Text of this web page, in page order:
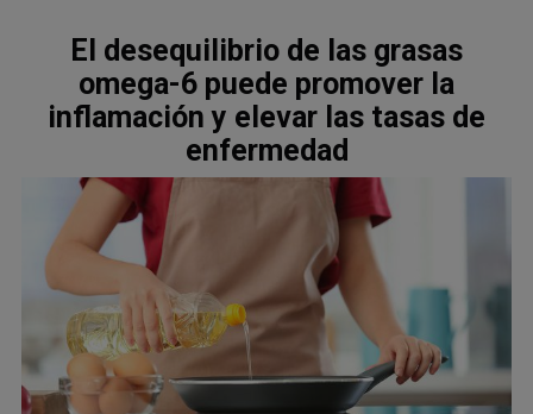
El desequilibrio de las grasas
omega-6 puede promover la
inflamación y elevar las tasas de
enfermedad